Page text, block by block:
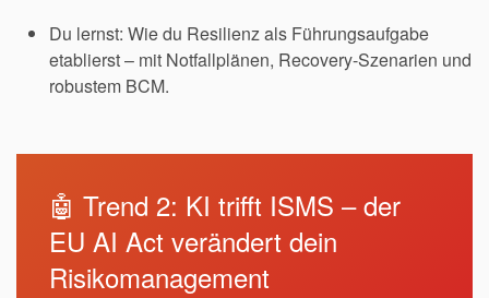
Du lernst: Wie du Resilienz als Führungsaufgabe
etablierst – mit Notfallplänen, Recovery-Szenarien und
robustem BCM.
🤖 Trend 2: KI trifft ISMS – der
EU AI Act verändert dein
Risikomanagement